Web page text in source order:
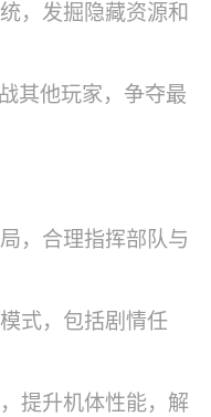
，发掘隐藏资源和
其他玩家，争夺最
，合理指挥部队与
式，包括剧情任
提升机体性能，解